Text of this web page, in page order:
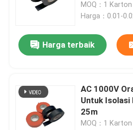
Produk
Video
MOQ：1 Karton
Harga：0.01-
Harga terbaik
AC 1000V
Untuk Isolasi
25m
MOQ：1 Karton